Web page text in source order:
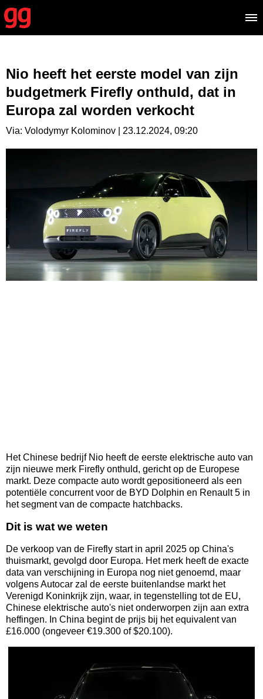
Nio heeft het eerste model van zijn
budgetmerk Firefly onthuld, dat in
Europa zal worden verkocht
Via: Volodymyr Kolominov | 23.12.2024, 09:20
Het Chinese bedrijf Nio heeft de eerste elektrische auto van
zijn nieuwe merk Firefly onthuld, gericht op de Europese
markt. Deze compacte auto wordt gepositioneerd als een
potentiële concurrent voor de BYD Dolphin en Renault 5 in
het segment van de compacte hatchbacks.
Dit is wat we weten
De verkoop van de Firefly start in april 2025 op China's
thuismarkt, gevolgd door Europa. Het merk heeft de exacte
data van verschijning in Europa nog niet genoemd, maar
volgens Autocar zal de eerste buitenlandse markt het
Verenigd Koninkrijk zijn, waar, in tegenstelling tot de EU,
Chinese elektrische auto's niet onderworpen zijn aan extra
heffingen. In China begint de prijs bij het equivalent van
£16.000 (ongeveer €19.300 of $20.100).